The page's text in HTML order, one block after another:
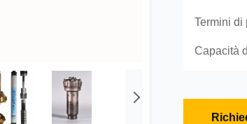
Termini di
Capacità